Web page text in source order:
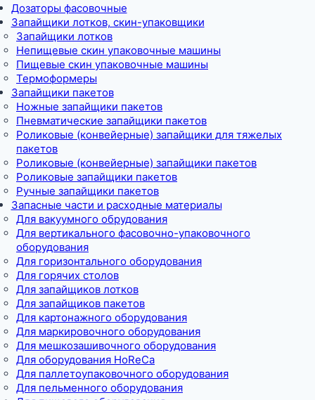
Дозаторы фасовочные
Запайщики лотков, скин-упаковщики
Запайщики лотков
Непищевые скин упаковочные машины
Пищевые скин упаковочные машины
Термоформеры
Запайщики пакетов
Ножные запайщики пакетов
Пневматические запайщики пакетов
Роликовые (конвейерные) запайщики для тяжелых
пакетов
Роликовые (конвейерные) запайщики пакетов
Роликовые запайщики пакетов
Ручные запайщики пакетов
Запасные части и расходные материалы
Для вакуумного обрудования
Для вертикального фасовочно-упаковочного
оборудования
Для горизонтального оборудования
Для горячих столов
Для запайщиков лотков
Для запайщиков пакетов
Для картонажного оборудования
Для маркировочного оборудования
Для мешкозашивочного оборудования
Для оборудования HoReCa
Для паллетоупаковочного оборудования
Для пельменного оборудования